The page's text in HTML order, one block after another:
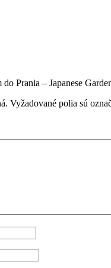
Prania – Japanese
Vyžadované polia sú